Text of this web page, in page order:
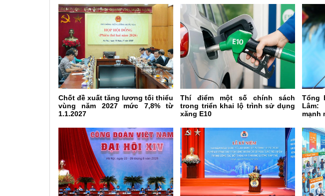
Chốt đề xuất tăng lương tối thiểu
vùng năm 2027 mức 7,8% từ
1.1.2027
Thí điểm một số chính sách
trong triển khai lộ trình sử dụng
xăng E10
Tổng
Lâm:
mạnh